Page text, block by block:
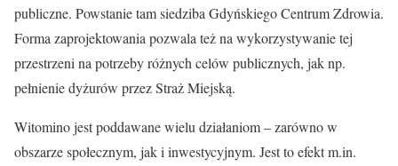
publiczne. Powstanie tam siedziba Gdyńskiego Centrum Zdrowia.
Forma zaprojektowania pozwala też na wykorzystywanie tej
przestrzeni na potrzeby różnych celów publicznych, jak np.
pełnienie dyżurów przez Straż Miejską.
Witomino jest poddawane wielu działaniom – zarówno w
obszarze społecznym, jak i inwestycyjnym. Jest to efekt m.in.